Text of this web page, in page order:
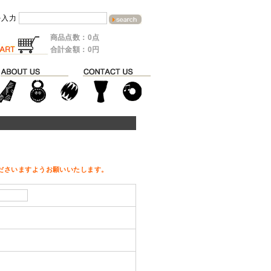
力
商品点数：0点
合計金額：0円
いますようお願いいたします。